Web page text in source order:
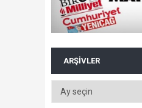
ARŞIVLER